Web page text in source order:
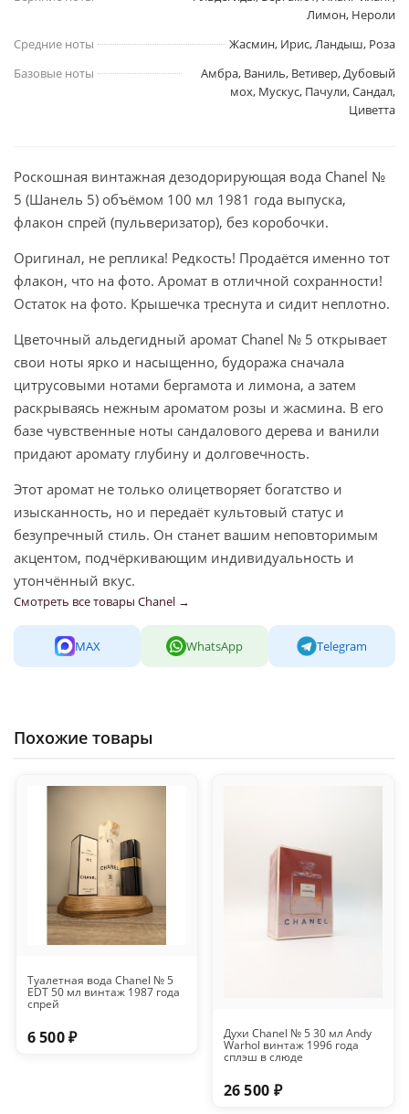
Лимон, Нероли
Средние ноты
Жасмин, Ирис, Ландыш, Роза
Базовые ноты
Амбра, Ваниль, Ветивер, Дубовый
мох, Мускус, Пачули, Сандал,
Циветта
Роскошная винтажная дезодорирующая вода Chanel №
5 (Шанель 5) объёмом 100 мл 1981 года выпуска,
флакон спрей (пульверизатор), без коробочки.
Оригинал, не реплика! Редкость! Продаётся именно тот
флакон, что на фото. Аромат в отличной сохранности!
Остаток на фото. Крышечка треснута и сидит неплотно.
Цветочный альдегидный аромат Chanel № 5 открывает
свои ноты ярко и насыщенно, будоража сначала
цитрусовыми нотами бергамота и лимона, а затем
раскрываясь нежным ароматом розы и жасмина. В его
базе чувственные ноты сандалового дерева и ванили
придают аромату глубину и долговечность.
Этот аромат не только олицетворяет богатство и
изысканность, но и передаёт культовый статус и
безупречный стиль. Он станет вашим неповторимым
акцентом, подчёркивающим индивидуальность и
утончённый вкус.
Смотреть все товары Chanel →
MAX WhatsApp Telegram
Похожие товары
Туалетная вода Chanel № 5
EDT 50 мл винтаж 1987 года
спрей
6 500 ₽ Духи Chanel № 5 30 мл Andy
Warhol винтаж 1996 года
сплэш в слюде
26 500 ₽